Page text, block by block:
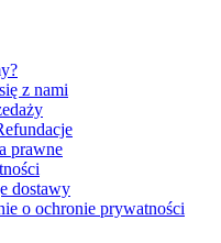
z nami
prawne
dostawy
o ochronie prywatności